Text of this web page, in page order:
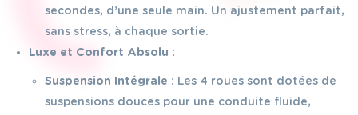
secondes, d’une seule main. Un ajustement parfait,
sans stress, à chaque sortie.
Luxe et Confort Absolu :
Suspension Intégrale : Les 4 roues sont dotées de
suspensions douces pour une conduite fluide,